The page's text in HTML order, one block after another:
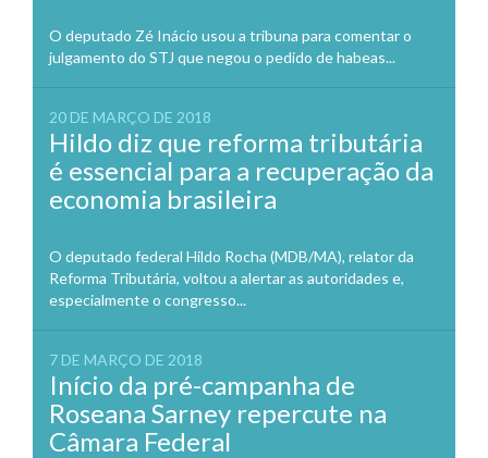
O deputado Zé Inácio usou a tribuna para comentar o
julgamento do STJ que negou o pedido de habeas...
20 DE MARÇO DE 2018
Hildo diz que reforma tributária
é essencial para a recuperação da
economia brasileira
O deputado federal Hildo Rocha (MDB/MA), relator da
Reforma Tributária, voltou a alertar as autoridades e,
especialmente o congresso...
7 DE MARÇO DE 2018
Início da pré-campanha de
Roseana Sarney repercute na
Câmara Federal